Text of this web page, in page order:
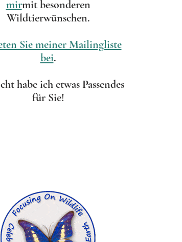
mirmit besonderen
Wildtierwünschen.
Sie meiner Mailingliste
bei.
habe ich etwas Passendes
für Sie!